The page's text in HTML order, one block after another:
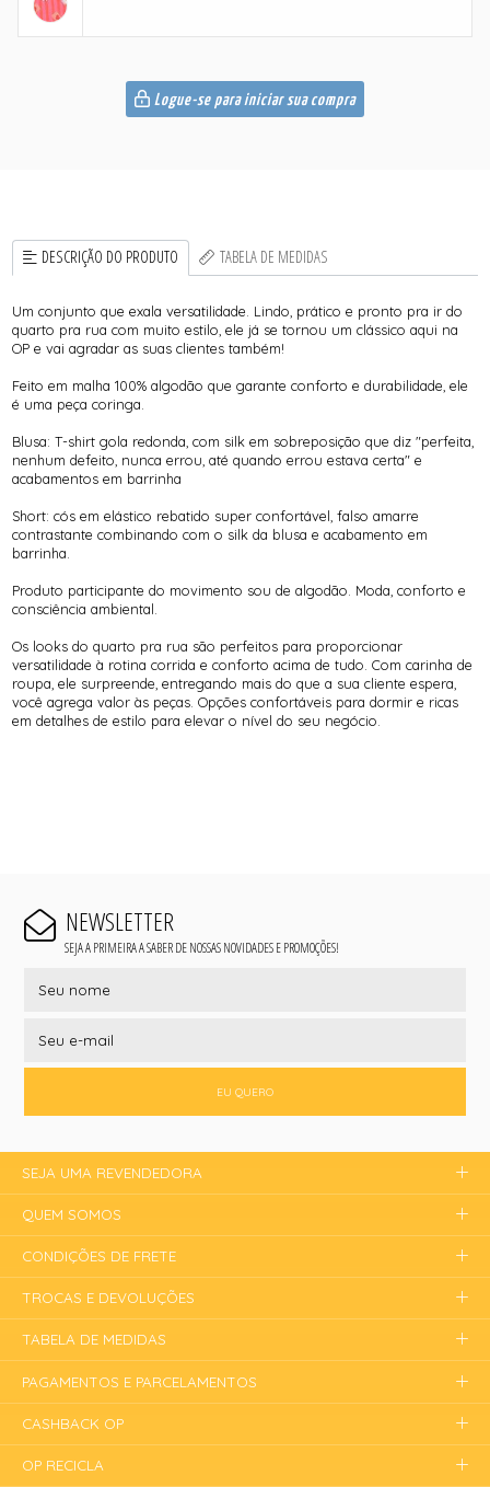
Logue-se para iniciar sua compra
DESCRIÇÃO DO PRODUTO TABELA DE MEDIDAS
Um conjunto que exala versatilidade. Lindo, prático e pronto pra ir do
quarto pra rua com muito estilo, ele já se tornou um clássico aqui na
OP e vai agradar as suas clientes também!
Feito em malha 100% algodão que garante conforto e durabilidade, ele
é uma peça coringa.
Blusa: T-shirt gola redonda, com silk em sobreposição que diz "perfeita,
nenhum defeito, nunca errou, até quando errou estava certa" e
acabamentos em barrinha
Short: cós em elástico rebatido super confortável, falso amarre
contrastante combinando com o silk da blusa e acabamento em
barrinha.
Produto participante do movimento sou de algodão. Moda, conforto e
consciência ambiental.
Os looks do quarto pra rua são perfeitos para proporcionar
versatilidade à rotina corrida e conforto acima de tudo. Com carinha de
roupa, ele surpreende, entregando mais do que a sua cliente espera,
você agrega valor às peças. Opções confortáveis para dormir e ricas
em detalhes de estilo para elevar o nível do seu negócio.
NEWSLETTER
SEJA A PRIMEIRA A SABER DE NOSSAS NOVIDADES E PROMOÇÕES!
EU QUERO
SEJA UMA REVENDEDORA
QUEM SOMOS
CONDIÇÕES DE FRETE
TROCAS E DEVOLUÇÕES
TABELA DE MEDIDAS
PAGAMENTOS E PARCELAMENTOS
CASHBACK OP
OP RECICLA